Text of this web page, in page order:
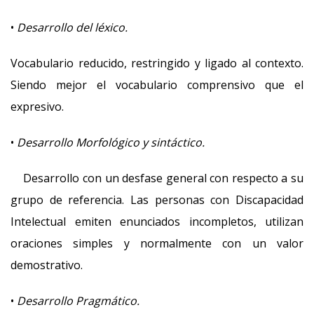
• Desarrollo del léxico.
Vocabulario reducido, restringido y ligado al contexto.
Siendo mejor el vocabulario comprensivo que el
expresivo.
• Desarrollo Morfológico y sintáctico.
Desarrollo con un desfase general con respecto a su
grupo de referencia. Las personas con Discapacidad
Intelectual emiten enunciados incompletos, utilizan
oraciones simples y normalmente con un valor
demostrativo.
• Desarrollo Pragmático.